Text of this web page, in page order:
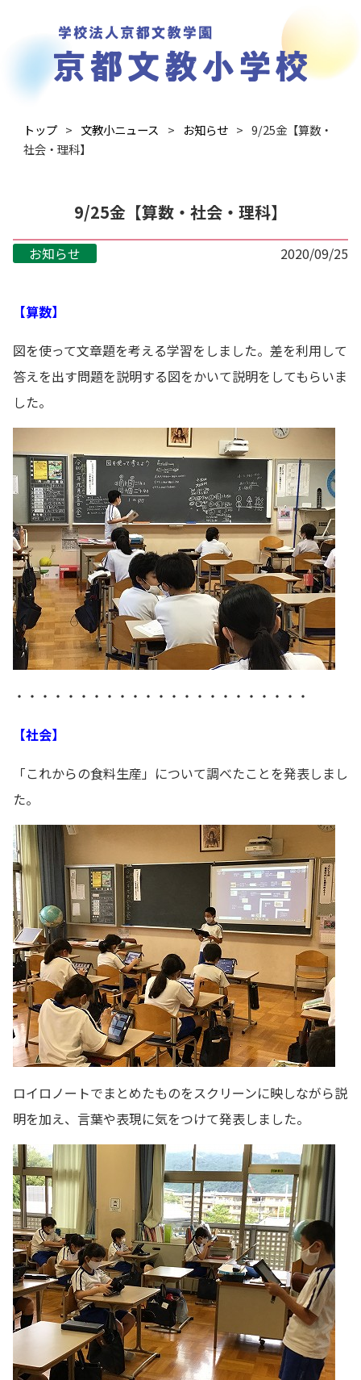
トップ 文教小ニュース お知らせ
9/25金【算数・
社会・理科】
9/25金【算数・社会・理科】
お知らせ 2020/09/25
【算数】
図を使って文章題を考える学習をしました。差を利用して
答えを出す問題を説明する図をかいて説明をしてもらいま
した。
・・・・・・・・・・・・・・・・・・・・・・・
【社会】
「これからの食料生産」について調べたことを発表しまし
た。
ロイロノートでまとめたものをスクリーンに映しながら説
明を加え、言葉や表現に気をつけて発表しました。